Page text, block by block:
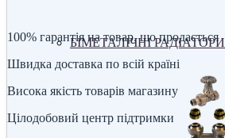
БІМЕТАЛІЧНІ РАДІАТОРИ
100% гарантія на товар, що продається
Швидка доставка по всій країні
Висока якість товарів магазину
Цілодобовий центр підтримки